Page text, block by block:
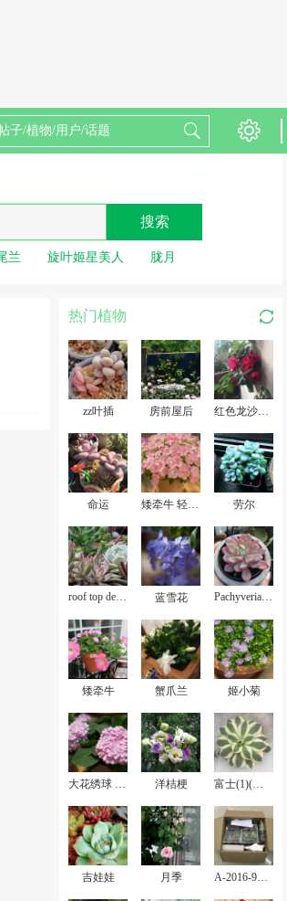
搜索
兰 旋叶姬星美人 胧月
热门植物
zz叶插 房前屋后 红色龙沙宝石
命运 矮牵牛 轻浪贝壳粉 劳尔
roof top deck garden 蓝雪花 Pachyveria Scheideckeri
矮牵牛 蟹爪兰 姬小菊
大花绣球 无尽夏 洋桔梗 富士(1)(已故)
吉娃娃 月季 A-2016-9各种收花收肉记录